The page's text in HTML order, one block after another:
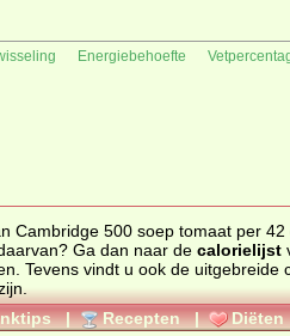
Energiebehoefte
Cambridge 500 soep tomaat per
Ga dan naar de calorielijst
| Recepten | Diëten